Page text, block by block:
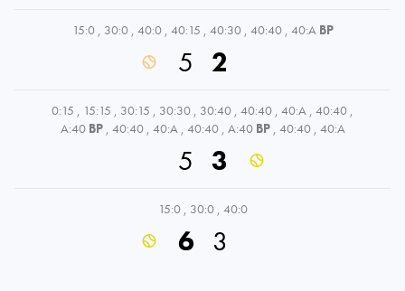
15:0 , 30:0 , 40:0 , 40:15 , 40:30 , 40:40 , 40:A BP
5 2
0:15 , 15:15 , 30:15 , 30:30 , 30:40 , 40:40 , 40:A , 40:40 ,
A:40 BP , 40:40 , 40:A , 40:40 , A:40 BP , 40:40 , 40:A
5 3
15:0 , 30:0 , 40:0
6 3